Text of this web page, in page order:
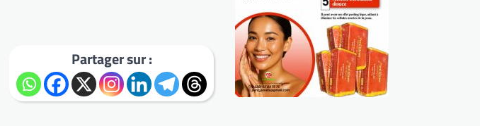
Partager sur :